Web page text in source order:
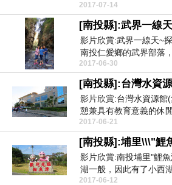
山、以及美...
2017-07-14
影片欣賞:武界一線天~
南投仁愛鄉的武界部落
2017-06-30
影片欣賞:台灣水資源館
憩兼具有教育意義的休
2017-06-21
影片欣賞:南投埔里"鯉
湖一般，因此有了小西
2017-06-12